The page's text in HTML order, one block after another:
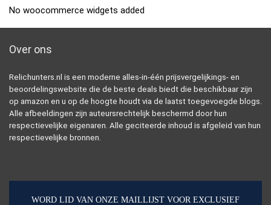
No woocommerce widgets added
Over ons
Relichunters.nl is een moderne alles-in-één prijsvergelijkings- en
beoordelingswebsite die de beste deals biedt die beschikbaar zijn
op amazon en u op de hoogte houdt via de laatst toegevoegde blogs.
Alle afbeeldingen zijn auteursrechtelijk beschermd door hun
respectievelijke eigenaren. Alle geciteerde inhoud is afgeleid van hun
respectievelijke bronnen.
WORD LID VAN ONZE MAILLIJST VOOR EXCLUSIEF